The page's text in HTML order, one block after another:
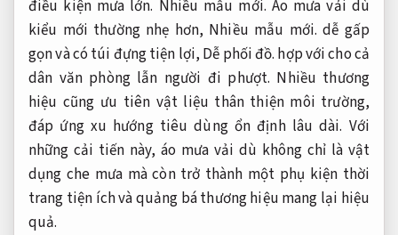
điều kiện mưa lớn. Nhiều mẫu mới. Áo mưa vải dù
kiểu mới thường nhẹ hơn, Nhiều mẫu mới. dễ gấp
gọn và có túi đựng tiện lợi, Dễ phối đồ. hợp với cho cả
dân văn phòng lẫn người đi phượt. Nhiều thương
hiệu cũng ưu tiên vật liệu thân thiện môi trường,
đáp ứng xu hướng tiêu dùng ổn định lâu dài. Với
những cải tiến này, áo mưa vải dù không chỉ là vật
dụng che mưa mà còn trở thành một phụ kiện thời
trang tiện ích và quảng bá thương hiệu mang lại hiệu
quả.